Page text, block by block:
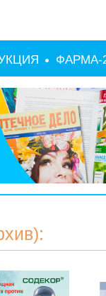
ФАРМА-